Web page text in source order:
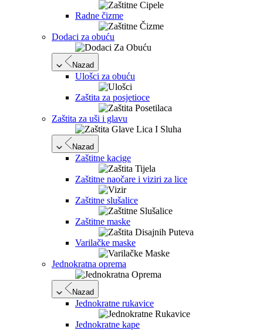
Radne čizme
Dodaci za obuću
Nazad
Ulošci za obuću
Zaštita za posjetioce
Zaštita za uši i glavu
Nazad
Zaštitne kacige
Zaštitne naočare i viziri za lice
Zaštitne slušalice
Zaštitne maske
Varilačke maske
Jednokratna oprema
Nazad
Jednokratne rukavice
Jednokratne kape